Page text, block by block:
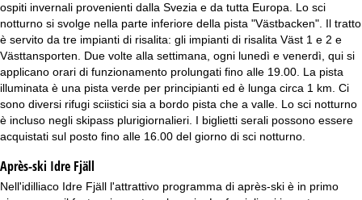
ospiti invernali provenienti dalla Svezia e da tutta Europa. Lo sci
notturno si svolge nella parte inferiore della pista "Västbacken". Il tratto
è servito da tre impianti di risalita: gli impianti di risalita Väst 1 e 2 e
Västtansporten. Due volte alla settimana, ogni lunedì e venerdì, qui si
applicano orari di funzionamento prolungati fino alle 19.00. La pista
illuminata è una pista verde per principianti ed è lunga circa 1 km. Ci
sono diversi rifugi sciistici sia a bordo pista che a valle. Lo sci notturno
è incluso negli skipass plurigiornalieri. I biglietti serali possono essere
acquistati sul posto fino alle 16.00 del giorno di sci notturno.
Après-ski Idre Fjäll
Nell'idilliaco Idre Fjäll l'attrattivo programma di après-ski è in primo